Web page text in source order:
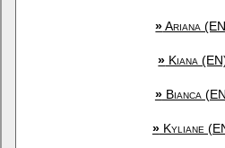
»Ariana
» Kiana
»Bianca
»Kyliane